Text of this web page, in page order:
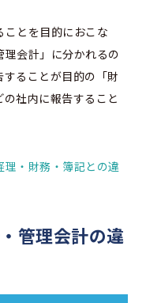
とを目的におこな
会計」に分かれるの
ることが目的の「財
社内に報告すること
理・財務・簿記との違
管理会計の違